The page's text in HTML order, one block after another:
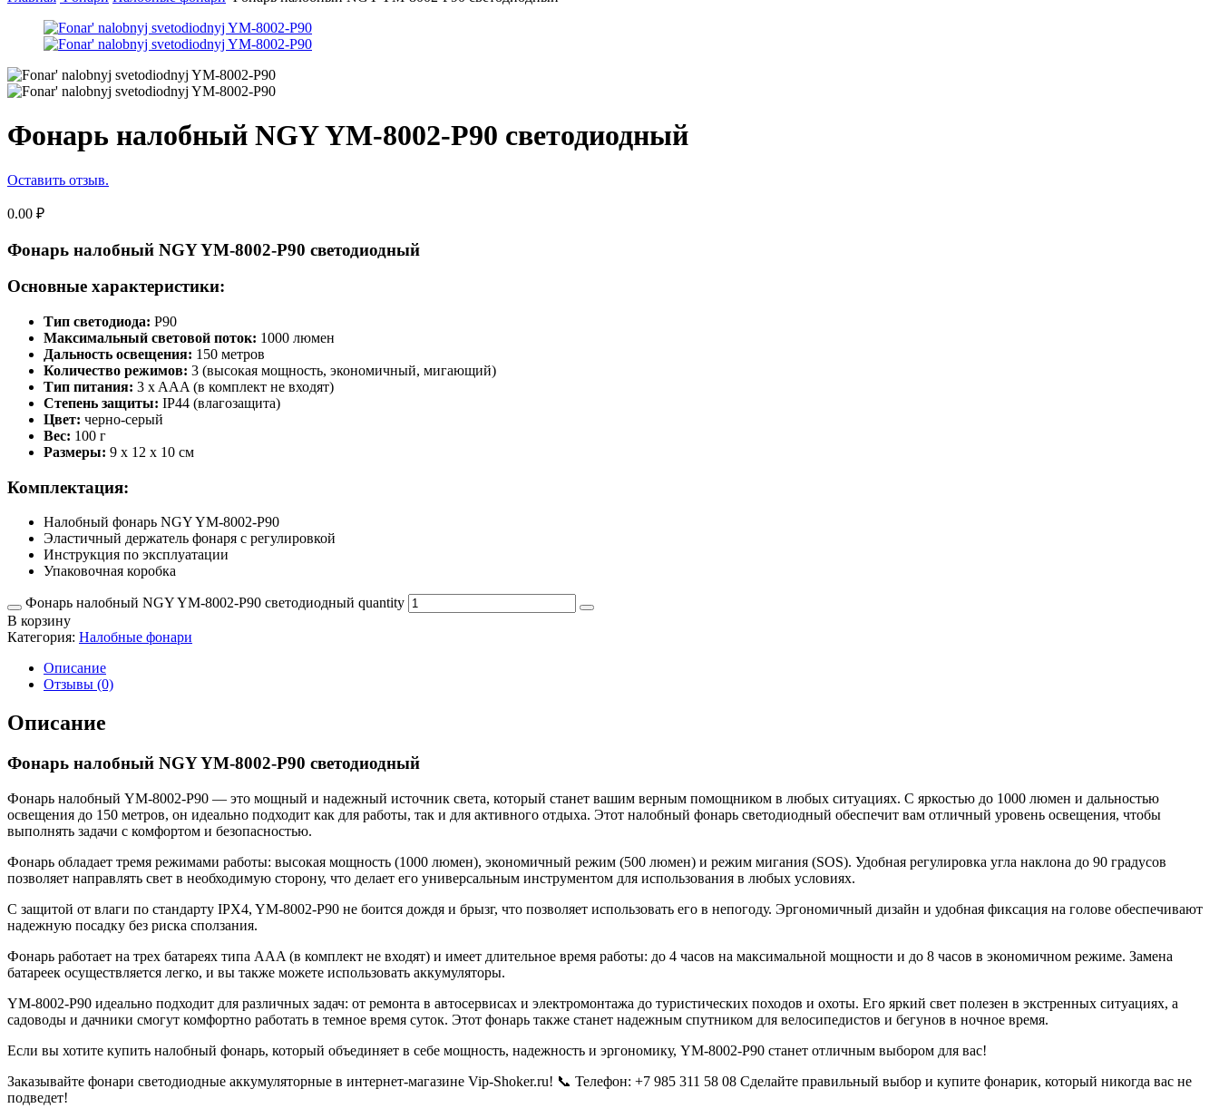
Фонарь налобный NGY YM-8002-P90 светодиодный
Оставить отзыв.
0.00 ₽
Фонарь налобный NGY YM-8002-P90 светодиодный
Основные характеристики:
Тип светодиода: P90
Максимальный световой поток: 1000 люмен
Дальность освещения: 150 метров
Количество режимов: 3 (высокая мощность, экономичный, мигающий)
Тип питания: 3 x AAA (в комплект не входят)
Степень защиты: IP44 (влагозащита)
Цвет: черно-серый
Вес: 100 г
Размеры: 9 х 12 х 10 см
Комплектация:
Налобный фонарь NGY YM-8002-P90
Эластичный держатель фонаря с регулировкой
Инструкция по эксплуатации
Упаковочная коробка
Фонарь налобный NGY YM-8002-P90 светодиодный quantity
В корзину
Категория: Налобные фонари
Описание
Отзывы (0)
Описание
Фонарь налобный NGY YM-8002-P90 светодиодный
Фонарь налобный YM-8002-P90 — это мощный и надежный источник света, который станет вашим верным помощником в любых ситуациях. С яркостью до 1000 люмен и дальностью
освещения до 150 метров, он идеально подходит как для работы, так и для активного отдыха. Этот налобный фонарь светодиодный обеспечит вам отличный уровень освещения, чтобы
выполнять задачи с комфортом и безопасностью.
Фонарь обладает тремя режимами работы: высокая мощность (1000 люмен), экономичный режим (500 люмен) и режим мигания (SOS). Удобная регулировка угла наклона до 90 градусов
позволяет направлять свет в необходимую сторону, что делает его универсальным инструментом для использования в любых условиях.
С защитой от влаги по стандарту IPX4, YM-8002-P90 не боится дождя и брызг, что позволяет использовать его в непогоду. Эргономичный дизайн и удобная фиксация на голове обеспечивают
надежную посадку без риска сползания.
Фонарь работает на трех батареях типа AAA (в комплект не входят) и имеет длительное время работы: до 4 часов на максимальной мощности и до 8 часов в экономичном режиме. Замена
батареек осуществляется легко, и вы также можете использовать аккумуляторы.
YM-8002-P90 идеально подходит для различных задач: от ремонта в автосервисах и электромонтажа до туристических походов и охоты. Его яркий свет полезен в экстренных ситуациях, а
садоводы и дачники смогут комфортно работать в темное время суток. Этот фонарь также станет надежным спутником для велосипедистов и бегунов в ночное время.
Если вы хотите купить налобный фонарь, который объединяет в себе мощность, надежность и эргономику, YM-8002-P90 станет отличным выбором для вас!
Заказывайте фонари светодиодные аккумуляторные в интернет-магазине Vip-Shoker.ru! 📞 Телефон: +7 985 311 58 08 Сделайте правильный выбор и купите фонарик, который никогда вас не
подведет!